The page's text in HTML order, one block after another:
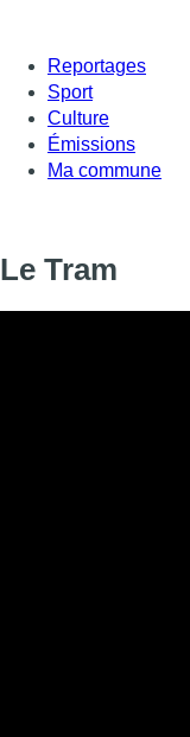
Reportages
Sport
Culture
Émissions
Ma commune
Le Tram